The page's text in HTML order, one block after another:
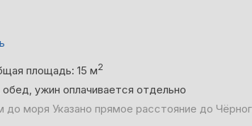
площадь: 15 м2
обед, ужин оплачивается отдельно
до моря Указано прямое расстояние до